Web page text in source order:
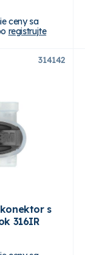
ceny sa
registrujte
314142
s
316IR